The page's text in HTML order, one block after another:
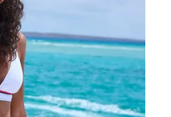
und Bademode
und Bademode sauber
einen Blick
dir die